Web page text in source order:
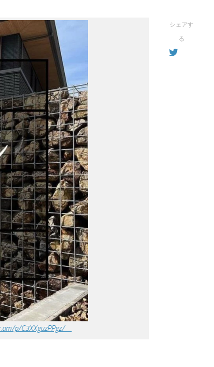
p/C3XXguzPPgz/
シェアす
る